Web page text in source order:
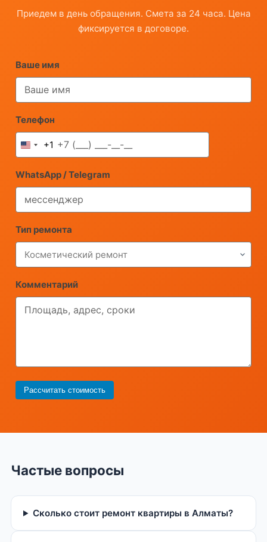
Приедем в день обращения. Смета за 24 часа. Цена
фиксируется в договоре.
Ваше имя
Телефон
United
+1
+1
WhatsApp / Telegram
Тип ремонта
Комментарий
Рассчитать стоимость
Частые вопросы
Сколько стоит ремонт квартиры в Алматы?